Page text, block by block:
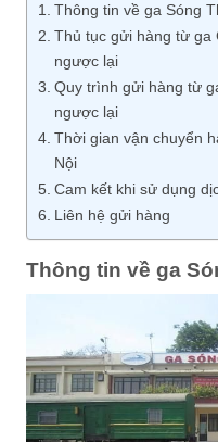
Thông tin về ga Sóng
Thủ tục gửi hàng từ ga
ngược lại
Quy trình gửi hàng từ
ngược lại
Thời gian vận chuyển
Nội
Cam kết khi sử dụng
Liên hệ gửi hàng
Thông tin về ga